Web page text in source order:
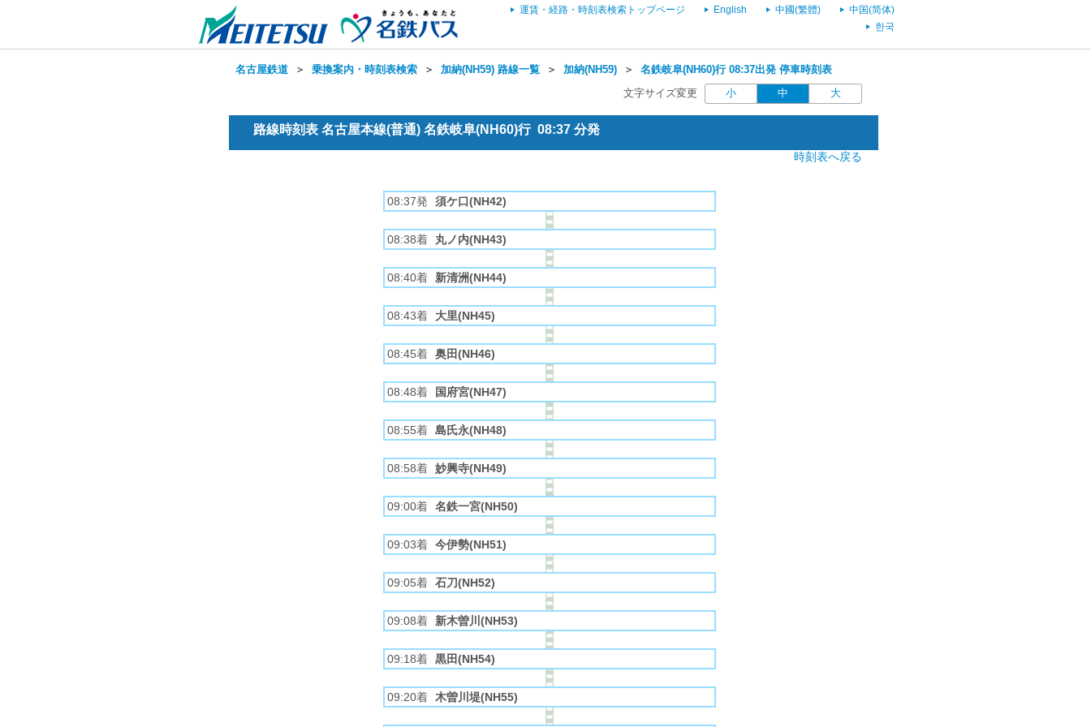
運賃・経路・時刻表検索トップページ English 中國(繁體)
中国(简体)
한국
名古屋鉄道 ＞ 乗換案内・時刻表検索 ＞ 加納(NH59) 路線一覧 ＞ 加納(NH59) ＞ 名鉄岐阜(NH60)行 08:37出発 停車時刻表
文字サイズ変更 小 中 大
路線時刻表 名古屋本線(普通) 名鉄岐阜(NH60)行 08:37 分発
時刻表へ戻る
08:37発 須ケ口(NH42)
08:38着 丸ノ内(NH43)
08:40着 新清洲(NH44)
08:43着 大里(NH45)
08:45着 奥田(NH46)
08:48着 国府宮(NH47)
08:55着 島氏永(NH48)
08:58着 妙興寺(NH49)
09:00着 名鉄一宮(NH50)
09:03着 今伊勢(NH51)
09:05着 石刀(NH52)
09:08着 新木曽川(NH53)
09:18着 黒田(NH54)
09:20着 木曽川堤(NH55)